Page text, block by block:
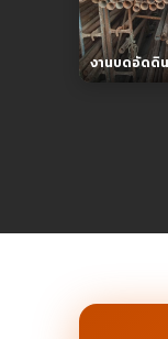
งานบดอัดดิ